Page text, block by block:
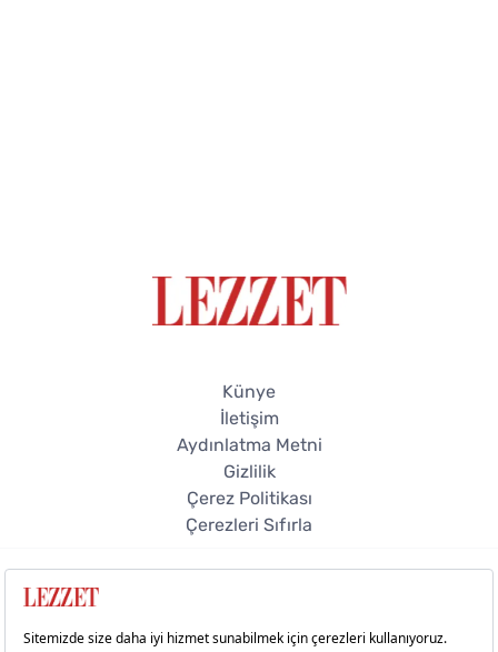
Künye
İletişim
Aydınlatma Metni
Gizlilik
Çerez Politikası
Çerezleri Sıfırla